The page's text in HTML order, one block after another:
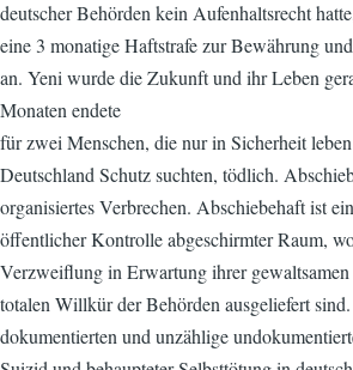
deutscher Behörden kein Aufenhaltsrecht
eine 3 monatige Haftstrafe zur Bewährung
an. Yeni wurde die Zukunft und ihr Leben
Monaten endete
für zwei Menschen, die nur in Sicherheit
Deutschland Schutz suchten, tödlich.
organisiertes Verbrechen. Abschiebehaft ist
öffentlicher Kontrolle abgeschirmter Raum,
Verzweiflung in Erwartung ihrer
totalen Willkür der Behörden ausgeliefert
dokumentierten und unzählige